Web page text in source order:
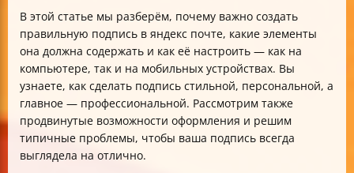
В этой статье мы разберём, почему важно создать
правильную подпись в яндекс почте, какие элементы
она должна содержать и как её настроить — как на
компьютере, так и на мобильных устройствах. Вы
узнаете, как сделать подпись стильной, персональной, а
главное — профессиональной. Рассмотрим также
продвинутые возможности оформления и решим
типичные проблемы, чтобы ваша подпись всегда
выглядела на отлично.